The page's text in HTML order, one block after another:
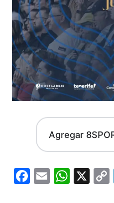
Agregar
Facebook
Email X